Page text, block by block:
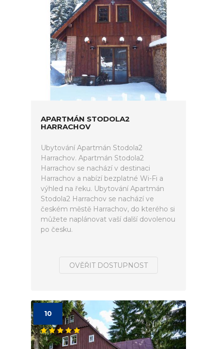
APARTMÁN STODOLA2
HARRACHOV
Ubytování Apartmán Stodola2
Harrachov. Apartmán Stodola2
Harrachov se nachází v destinaci
Harrachov a nabízí bezplatné Wi-Fi a
výhled na řeku. Ubytování Apartmán
Stodola2 Harrachov se nachází ve
českém městě Harrachov, do kterého si
můžete naplánovat vaší další dovolenou
po česku.
OVĚŘIT DOSTUPNOST
10